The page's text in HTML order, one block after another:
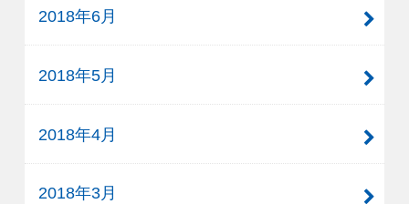
2018年6月
2018年5月
2018年4月
2018年3月